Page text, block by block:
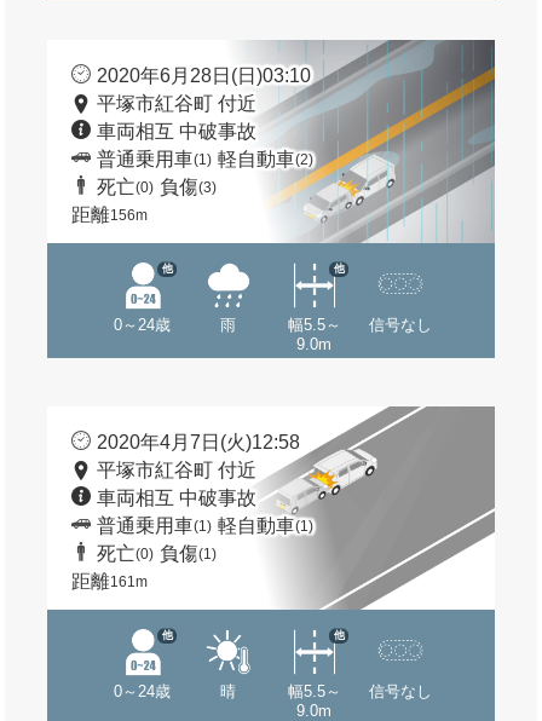
2020年6月28日(日)03:10
平塚市紅谷町 付近
車両相互 中破事故
普通乗用車(1) 軽自動車(2)
死亡(0) 負傷(3)
距離156m
0～24歳
他
雨
幅5.5～
9.0m
他
信号なし
2020年4月7日(火)12:58
平塚市紅谷町 付近
車両相互 中破事故
普通乗用車(1) 軽自動車(1)
死亡(0) 負傷(1)
距離161m
0～24歳
他
晴
幅5.5～
9.0m
他
信号なし